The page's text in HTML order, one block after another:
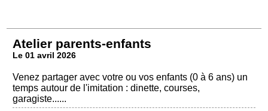
Atelier parents-enfants
Le 01 avril 2026
Venez partager avec votre ou vos enfants (0 à 6 ans) un
temps autour de l'imitation : dinette, courses,
garagiste......